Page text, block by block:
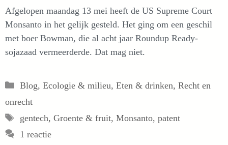
Afgelopen maandag 13 mei heeft de US Supreme Court
Monsanto in het gelijk gesteld. Het ging om een geschil
met boer Bowman, die al acht jaar Roundup Ready-
sojazaad vermeerderde. Dat mag niet.
Categorieën
Blog, Ecologie & milieu, Eten & drinken, Recht en
onrecht
Tags
gentech, Groente & fruit, Monsanto, patent
1 reactie